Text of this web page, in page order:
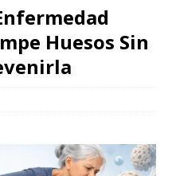
Huesos Sin